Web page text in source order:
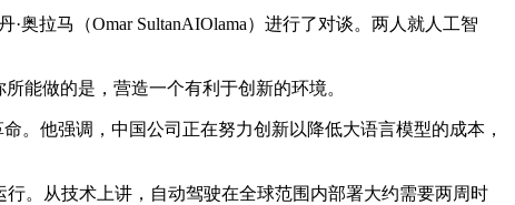
拉马（Omar SultanAIOlama）进行了对谈。两人就人工智
能做的是，营造一个有利于创新的环境。
他强调，中国公司正在努力创新以降低大语言模型的成本，
。从技术上讲，自动驾驶在全球范围内部署大约需要两周时